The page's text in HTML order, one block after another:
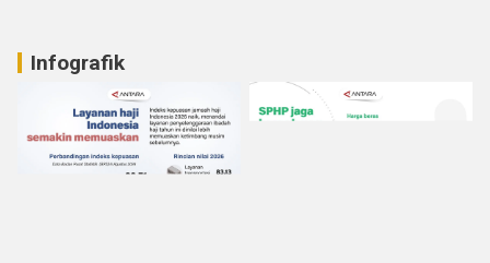
Infografik